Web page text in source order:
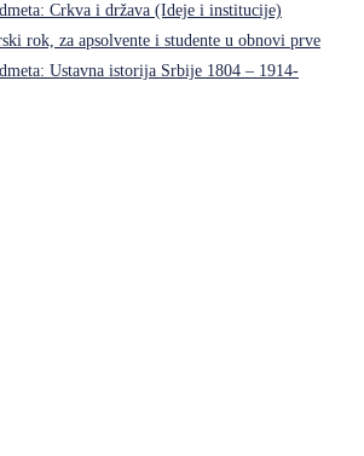
Crkva i država (Ideje i institucije)
rok, za apsolvente i studente u obnovi prve
Ustavna istorija Srbije 1804 – 1914-